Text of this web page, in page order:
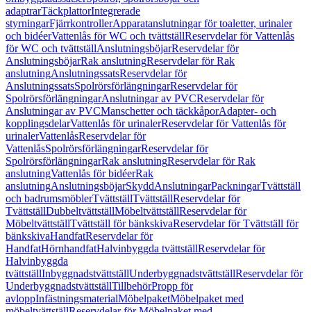
adaptrarTäckplattorIntegrerade
styrningarFjärrkontrollerApparatanslutningar för toaletter, urinaler
och bidéerVattenlås för WC och tvättställReservdelar för Vattenlås
för WC och tvättställAnslutningsböjarReservdelar för
AnslutningsböjarRak anslutningReservdelar för Rak
anslutningAnslutningssatsReservdelar för
AnslutningssatsSpolrörsförlängningarReservdelar för
SpolrörsförlängningarAnslutningar av PVCReservdelar för
Anslutningar av PVCManschetter och täckkåporAdapter- och
kopplingsdelarVattenlås för urinalerReservdelar för Vattenlås för
urinalerVattenlåsReservdelar för
VattenlåsSpolrörsförlängningarReservdelar för
SpolrörsförlängningarRak anslutningReservdelar för Rak
anslutningVattenlås för bidéerRak
anslutningAnslutningsböjarSkyddAnslutningarPackningarTvättställ
och badrumsmöblerTvättställTvättställReservdelar för
TvättställDubbeltvättställMöbeltvättställReservdelar för
MöbeltvättställTvättställ för bänkskivaReservdelar för Tvättställ för
bänkskivaHandfatReservdelar för
HandfatHörnhandfatHalvinbyggda tvättställReservdelar för
Halvinbyggda
tvättställInbyggnadstvättställUnderbyggnadstvättställReservdelar för
UnderbyggnadstvättställTillbehörPropp för
avloppInfästningsmaterialMöbelpaketMöbelpaket med